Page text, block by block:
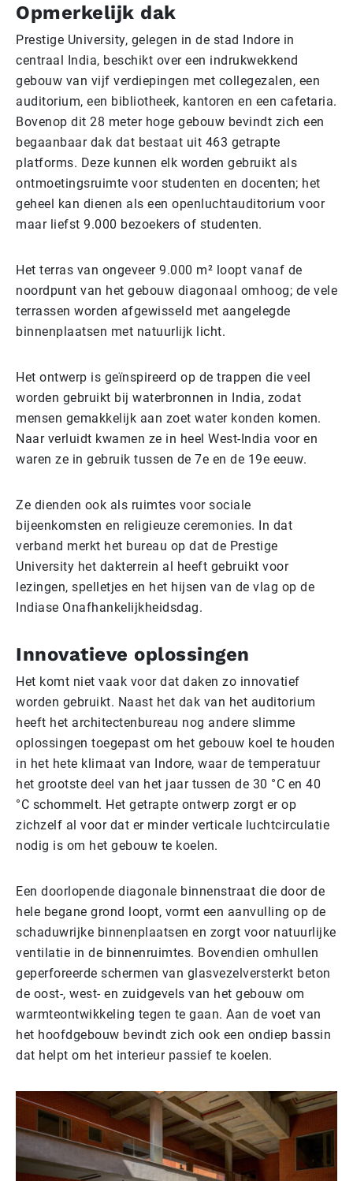
Opmerkelijk dak
Prestige University, gelegen in de stad Indore in
centraal India, beschikt over een indrukwekkend
gebouw van vijf verdiepingen met collegezalen, een
auditorium, een bibliotheek, kantoren en een cafetaria.
Bovenop dit 28 meter hoge gebouw bevindt zich een
begaanbaar dak dat bestaat uit 463 getrapte
platforms. Deze kunnen elk worden gebruikt als
ontmoetingsruimte voor studenten en docenten; het
geheel kan dienen als een openluchtauditorium voor
maar liefst 9.000 bezoekers of studenten.
Het terras van ongeveer 9.000 m² loopt vanaf de
noordpunt van het gebouw diagonaal omhoog; de vele
terrassen worden afgewisseld met aangelegde
binnenplaatsen met natuurlijk licht.
Het ontwerp is geïnspireerd op de trappen die veel
worden gebruikt bij waterbronnen in India, zodat
mensen gemakkelijk aan zoet water konden komen.
Naar verluidt kwamen ze in heel West-India voor en
waren ze in gebruik tussen de 7e en de 19e eeuw.
Ze dienden ook als ruimtes voor sociale
bijeenkomsten en religieuze ceremonies. In dat
verband merkt het bureau op dat de Prestige
University het dakterrein al heeft gebruikt voor
lezingen, spelletjes en het hijsen van de vlag op de
Indiase Onafhankelijkheidsdag.
Innovatieve oplossingen
Het komt niet vaak voor dat daken zo innovatief
worden gebruikt. Naast het dak van het auditorium
heeft het architectenbureau nog andere slimme
oplossingen toegepast om het gebouw koel te houden
in het hete klimaat van Indore, waar de temperatuur
het grootste deel van het jaar tussen de 30 °C en 40
°C schommelt. Het getrapte ontwerp zorgt er op
zichzelf al voor dat er minder verticale luchtcirculatie
nodig is om het gebouw te koelen.
Een doorlopende diagonale binnenstraat die door de
hele begane grond loopt, vormt een aanvulling op de
schaduwrijke binnenplaatsen en zorgt voor natuurlijke
ventilatie in de binnenruimtes. Bovendien omhullen
geperforeerde schermen van glasvezelversterkt beton
de oost-, west- en zuidgevels van het gebouw om
warmteontwikkeling tegen te gaan. Aan de voet van
het hoofdgebouw bevindt zich ook een ondiep bassin
dat helpt om het interieur passief te koelen.